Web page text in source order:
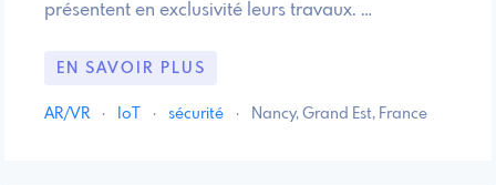
présentent en exclusivité leurs travaux. …
EN SAVOIR PLUS
AR/VR · IoT · sécurité · Nancy, Grand Est, France